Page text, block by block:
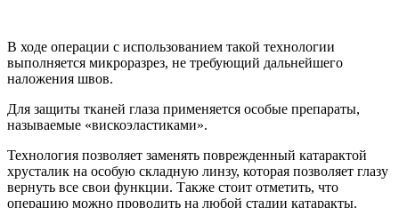
В ходе операции с использованием такой технологии
выполняется микроразрез, не требующий дальнейшего
наложения швов.
Для защиты тканей глаза применяется особые препараты,
называемые «вискоэластиками».
Технология позволяет заменять поврежденный катарактой
хрусталик на особую складную линзу, которая позволяет глазу
вернуть все свои функции. Также стоит отметить, что
операцию можно проводить на любой стадии катаракты.